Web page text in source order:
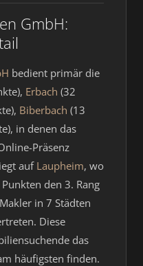
GmbH:
bedient primär die
Erbach (32
Biberbach (13
in denen das
Präsenz
auf Laupheim, wo
den 3. Rang
in 7 Städten
Diese
das
häufigsten finden.